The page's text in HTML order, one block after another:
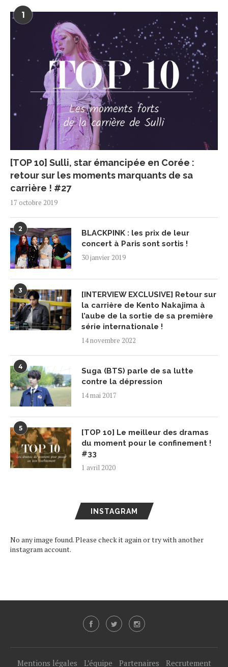
1
[TOP 10] Sulli, star émancipée en Corée :
retour sur les moments marquants de sa
carrière ! #27
17 octobre 2019
2
BLACKPINK : les prix de leur
concert à Paris sont sortis !
30 janvier 2019
3
[INTERVIEW EXCLUSIVE] Retour sur
la carrière de Kento Nakajima à
l’aube de la sortie de sa première
série internationale !
14 novembre 2022
4
Suga (BTS) parle de sa lutte
contre la dépression
14 mai 2017
5
[TOP 10] Le meilleur des dramas
du moment pour le confinement !
#33
1 avril 2020
INSTAGRAM
No any image found. Please check it again or try with another
instagram account.
Mentions légales L’équipe Partenaires Recrutement